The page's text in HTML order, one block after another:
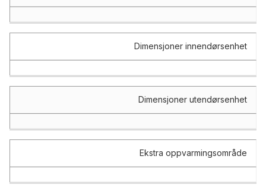
Dimensjoner innendørsenhet
Dimensjoner utendørsenhet
Ekstra oppvarmingsområde